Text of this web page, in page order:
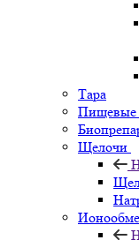
Тара
Пищевые
Щелочи